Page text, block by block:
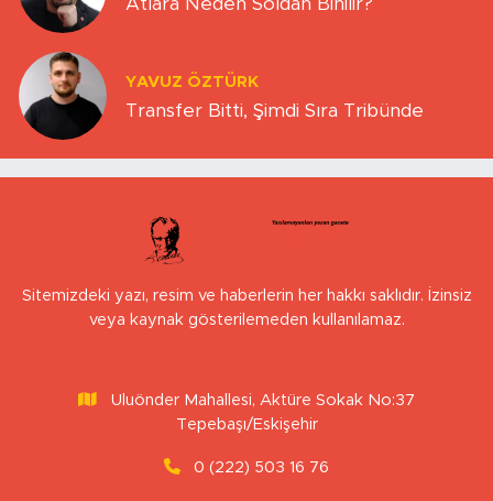
Atlara Neden Soldan Binilir?
YAVUZ ÖZTÜRK
Transfer Bitti, Şimdi Sıra Tribünde
Sitemizdeki yazı, resim ve haberlerin her hakkı saklıdır. İzinsiz
veya kaynak gösterilemeden kullanılamaz.
Uluönder Mahallesi, Aktüre Sokak No:37
Tepebaşı/Eskişehir
0 (222) 503 16 76